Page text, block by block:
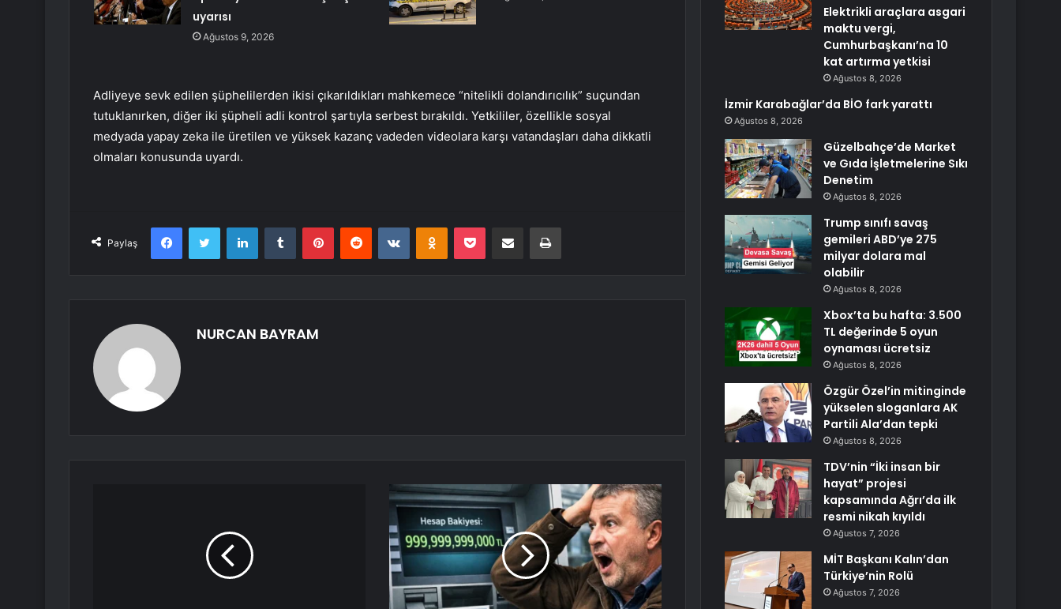
uyarısı
Ağustos 9, 2026
Adliyeye sevk edilen şüphelilerden ikisi çıkarıldıkları mahkemece “nitelikli dolandırıcılık” suçundan
tutuklanırken, diğer iki şüpheli adli kontrol şartıyla serbest bırakıldı. Yetkililer, özellikle sosyal
medyada yapay zeka ile üretilen ve yüksek kazanç vadeden videolara karşı vatandaşları daha dikkatli
olmaları konusunda uyardı.
Paylaş
FacebookTwitter LinkedInTumblr PinterestReddit VKontakteOdnoklassniki
Pocket E-Posta ile paylaş Yazdır
NURCAN BAYRAM
Elektrikli araçlara asgari
maktu vergi,
Cumhurbaşkanı’na 10
kat artırma yetkisi
Ağustos 8, 2026
İzmir Karabağlar’da BİO fark yarattı
Ağustos 8, 2026
Güzelbahçe’de Market
ve Gıda İşletmelerine Sıkı
Denetim
Ağustos 8, 2026
Trump sınıfı savaş
gemileri ABD’ye 275
milyar dolara mal
olabilir
Ağustos 8, 2026
Xbox’ta bu hafta: 3.500
TL değerinde 5 oyun
oynaması ücretsiz
Ağustos 8, 2026
Özgür Özel’in mitinginde
yükselen sloganlara AK
Partili Ala’dan tepki
Ağustos 8, 2026
TDV’nin “İki insan bir
hayat” projesi
kapsamında Ağrı’da ilk
resmi nikah kıyıldı
Ağustos 7, 2026
MİT Başkanı Kalın’dan
Türkiye’nin Rolü
Ağustos 7, 2026